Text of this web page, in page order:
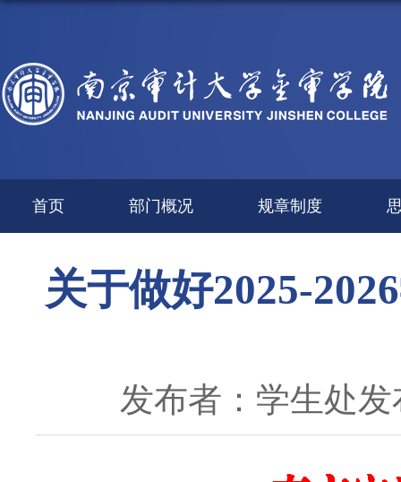
首页 部门概况 规章制度
关于做好2025-
发布者：学生处发